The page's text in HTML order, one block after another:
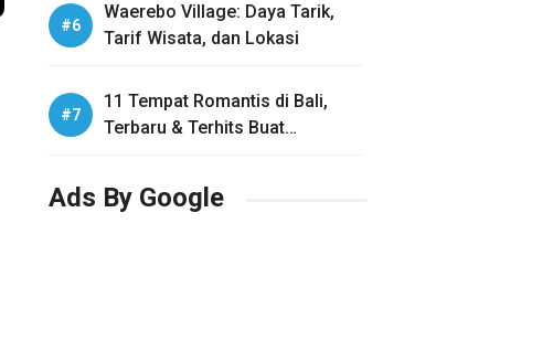
Waerebo Village: Daya Tarik,
Tarif Wisata, dan Lokasi
11 Tempat Romantis di Bali,
Terbaru & Terhits Buat
Ads By Google